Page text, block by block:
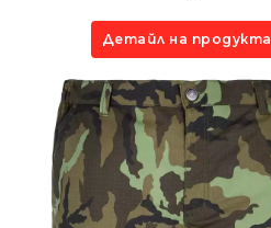
Детайл на продукта